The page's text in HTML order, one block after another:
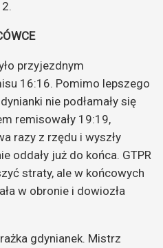
przyjezdnym
16:16. Pomimo lepszego
nie podłamały się
remisowały 19:19,
razy z rzędu i wyszły
oddały już do końca. GTPR
straty, ale w końcowych
w obronie i dowiozła
gdynianek. Mistrz